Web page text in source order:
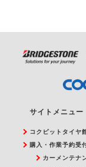
サイトメニュー
コクピットタイヤ
購入・作業予約受
カーメンテナ